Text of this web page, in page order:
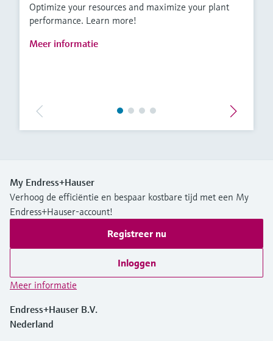
Optimize your resources and maximize your plant
performance. Learn more!
Meer informatie
My Endress+Hauser
Verhoog de efficiëntie en bespaar kostbare tijd met een My
Endress+Hauser-account!
Registreer nu
Inloggen
Meer informatie
Endress+Hauser B.V.
Nederland